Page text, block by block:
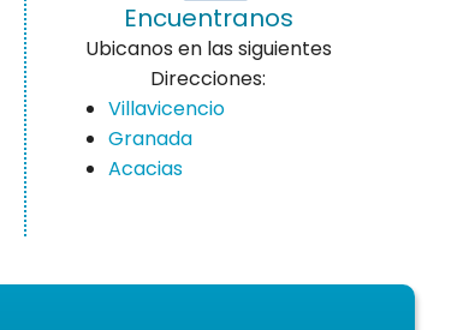
Encuentranos
Ubicanos en las siguientes
Direcciones:
Villavicencio
Granada
Acacias